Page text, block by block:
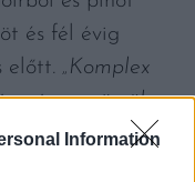
Information
és fél évig
előtt. „Komplex
piros gyümölcs
– idézte a